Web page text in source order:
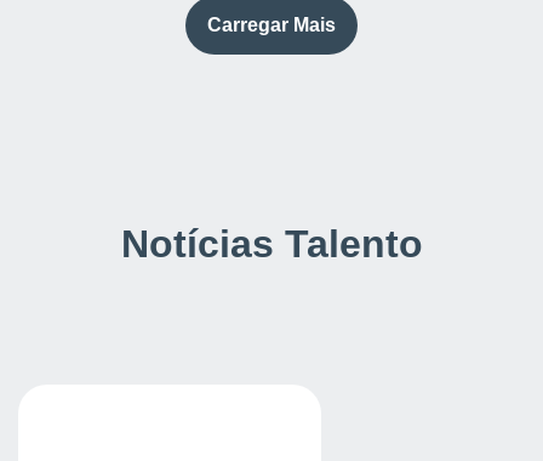
Carregar Mais
Notícias Talento